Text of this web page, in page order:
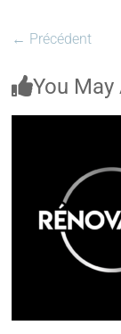
← Précédent
You